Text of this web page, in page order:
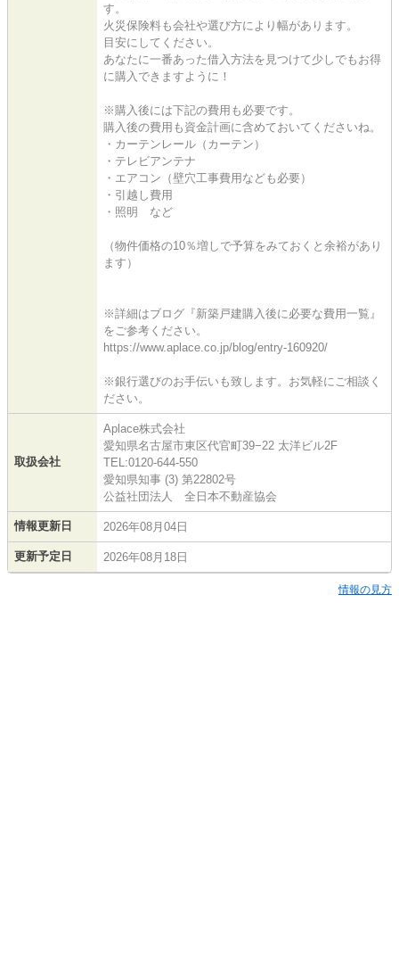
す。
火災保険料も会社や選び方により幅があります。
目安にしてください。
あなたに一番あった借入方法を見つけて少しでもお得
に購入できますように！
※購入後には下記の費用も必要です。
購入後の費用も資金計画に含めておいてくださいね。
・カーテンレール（カーテン）
・テレビアンテナ
・エアコン（壁穴工事費用なども必要）
・引越し費用
・照明 など
（物件価格の10％増しで予算をみておくと余裕があり
ます）
※詳細はブログ『新築戸建購入後に必要な費用一覧』
をご参考ください。
https://www.aplace.co.jp/blog/entry-160920/
※銀行選びのお手伝いも致します。お気軽にご相談く
ださい。
取扱会社
Aplace株式会社
愛知県名古屋市東区代官町39−22 太洋ビル2F
TEL:0120-644-550
愛知県知事 (3) 第22802号
公益社団法人 全日本不動産協会
情報更新日 2026年08月04日
更新予定日 2026年08月18日
情報の見方